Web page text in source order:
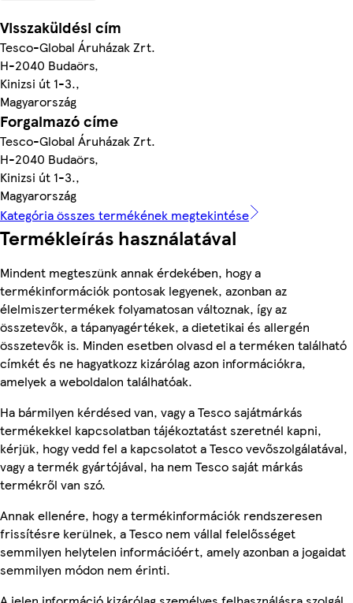
Visszaküldési cím
Tesco-Global Áruházak Zrt.
H-2040 Budaörs,
Kinizsi út 1-3.,
Magyarország
Forgalmazó címe
Tesco-Global Áruházak Zrt.
H-2040 Budaörs,
Kinizsi út 1-3.,
Magyarország
Kategória összes termékének megtekintése
Termékleírás használatával
Mindent megteszünk annak érdekében, hogy a
termékinformációk pontosak legyenek, azonban az
élelmiszertermékek folyamatosan változnak, így az
összetevők, a tápanyagértékek, a dietetikai és allergén
összetevők is. Minden esetben olvasd el a terméken található
címkét és ne hagyatkozz kizárólag azon információkra,
amelyek a weboldalon találhatóak.
Ha bármilyen kérdésed van, vagy a Tesco sajátmárkás
termékekkel kapcsolatban tájékoztatást szeretnél kapni,
kérjük, hogy vedd fel a kapcsolatot a Tesco vevőszolgálatával,
vagy a termék gyártójával, ha nem Tesco saját márkás
termékről van szó.
Annak ellenére, hogy a termékinformációk rendszeresen
frissítésre kerülnek, a Tesco nem vállal felelősséget
semmilyen helytelen információért, amely azonban a jogaidat
semmilyen módon nem érinti.